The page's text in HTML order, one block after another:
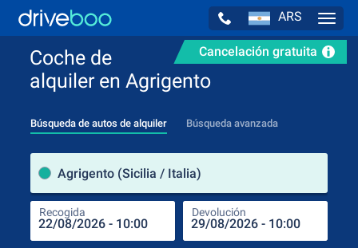
ARS
Cancelación gratuita
Coche de
alquiler en Agrigento
Búsqueda de autos de alquiler Búsqueda avanzada
Agrigento (Sicilia / Italia)
Recogida Devolución